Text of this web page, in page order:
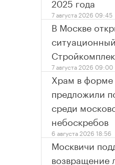
7 августа 2026 09:45
В Москве
7 августа 2026 09:00
Храм в форме
предложили
среди
небоскребов
6 августа 2026 18:56
Москвичи
возвращение